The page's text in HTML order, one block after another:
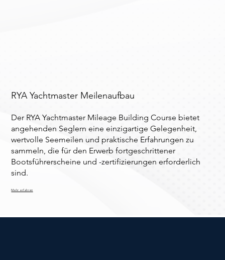
Mehr erfahren
RYA Yachtmaster Meilenaufbau
Der RYA Yachtmaster Mileage Building Course bietet
angehenden Seglern eine einzigartige Gelegenheit,
wertvolle Seemeilen und praktische Erfahrungen zu
sammeln, die für den Erwerb fortgeschrittener
Bootsführerscheine und -zertifizierungen erforderlich
sind.